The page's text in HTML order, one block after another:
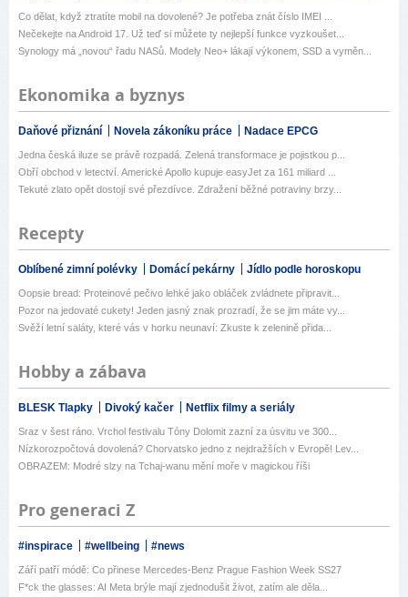
Co dělat, když ztratíte mobil na dovolené? Je potřeba znát číslo IMEI ...
Nečekejte na Android 17. Už teď si můžete ty nejlepší funkce vyzkoušet...
Synology má „novou“ řadu NASů. Modely Neo+ lákají výkonem, SSD a vyměn...
Ekonomika a byznys
Daňové přiznání Novela zákoníku práce Nadace EPCG
Jedna česká iluze se právě rozpadá. Zelená transformace je pojistkou p...
Obří obchod v letectví. Americké Apollo kupuje easyJet za 161 miliard ...
Tekuté zlato opět dostojí své přezdívce. Zdražení běžné potraviny brzy...
Recepty
Oblíbené zimní polévky Domácí pekárny Jídlo podle horoskopu
Oopsie bread: Proteinové pečivo lehké jako obláček zvládnete připravit...
Pozor na jedovaté cukety! Jeden jasný znak prozradí, že se jim máte vy...
Svěží letní saláty, které vás v horku neunaví: Zkuste k zelenině přida...
Hobby a zábava
BLESK Tlapky Divoký kačer Netflix filmy a seriály
Sraz v šest ráno. Vrchol festivalu Tóny Dolomit zazní za úsvitu ve 300...
Nízkorozpočtová dovolená? Chorvatsko jedno z nejdražších v Evropě! Lev...
OBRAZEM: Modré slzy na Tchaj-wanu mění moře v magickou říši
Pro generaci Z
#inspirace #wellbeing #news
Září patří módě: Co přinese Mercedes-Benz Prague Fashion Week SS27
F*ck the glasses: AI Meta brýle mají zjednodušit život, zatím ale děla...